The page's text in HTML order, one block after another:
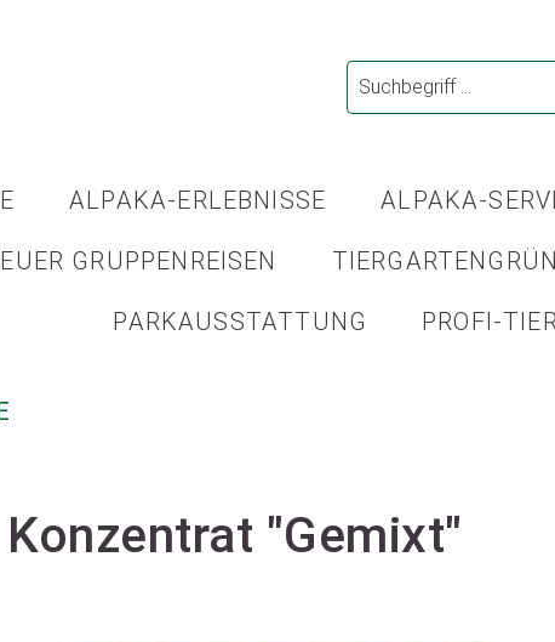
ALPAKA-ERLEBNISSE ALPAKA-
GRUPPENREISEN
PARKAUSSTATTUNG PROFI-
"Gemixt"